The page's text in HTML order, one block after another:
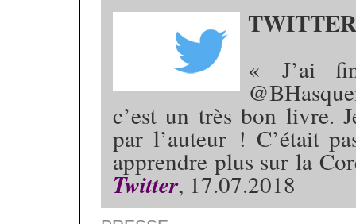
TWITTER
« J’ai
c’est un très bon livre.
par l’auteur ! C’était
apprendre plus sur la
Twitter, 17.07.2018